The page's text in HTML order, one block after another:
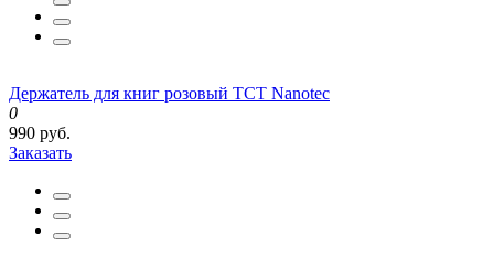
Держатель для книг розовый TCT Nanotec
0
990 руб.
Заказать